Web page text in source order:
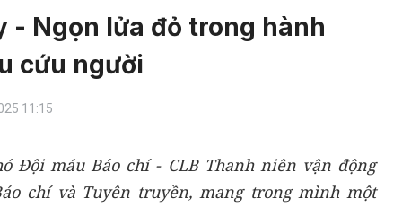
- Ngọn lửa đỏ trong hành
cứu người
11:15
Đội máu Báo chí - CLB Thanh niên vận động
chí và Tuyên truyền, mang trong mình một